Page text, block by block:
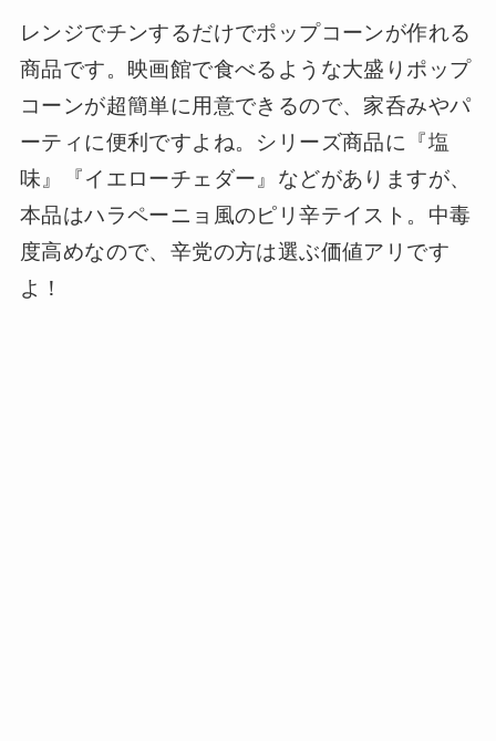
レンジでチンするだけでポップコーンが作れる
商品です。映画館で食べるような大盛りポップ
コーンが超簡単に用意できるので、家呑みやパ
ーティに便利ですよね。シリーズ商品に『塩
味』『イエローチェダー』などがありますが、
本品はハラペーニョ風のピリ辛テイスト。中毒
度高めなので、辛党の方は選ぶ価値アリです
よ！